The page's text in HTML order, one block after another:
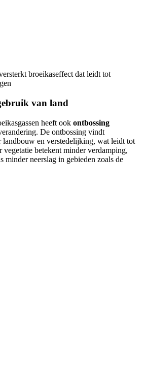
broeikaseffect dat leidt tot
van land
heeft ook ontbossing
De ontbossing vindt
en verstedelijking, wat leidt tot
betekent minder verdamping,
minder neerslag in gebieden zoals de